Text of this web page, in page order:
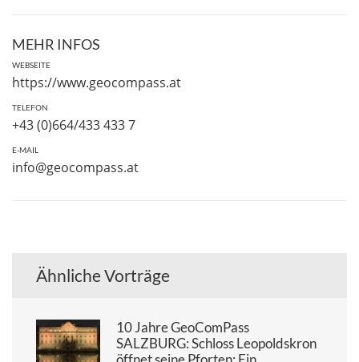
MEHR INFOS
WEBSEITE
https://www.geocompass.at
TELEFON
+43 (0)664/433 433 7
E-MAIL
info@geocompass.at
Ähnliche Vorträge
10 Jahre GeoComPass
SALZBURG: Schloss Leopoldskron